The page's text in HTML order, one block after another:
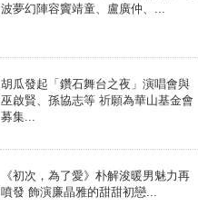
波夢幻陣容竇靖童、盧廣仲、...
胡瓜發起「鑽石舞台之夜」演唱會與
巫啟賢、孫協志等 祈願為華山基金會
募集...
《初次，為了愛》朴解浚暖男魅力再
噴發 飾演廉晶雅的甜甜初戀...